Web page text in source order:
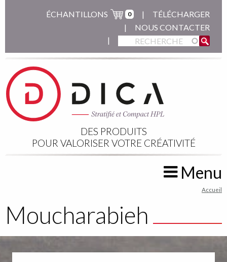
ÉCHANTILLONS 0
TÉLÉCHARGER
NOUS CONTACTER
DES PRODUITS
POUR VALORISER VOTRE CRÉATIVITÉ
Menu
are
here
Accueil
Moucharabieh